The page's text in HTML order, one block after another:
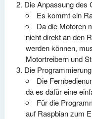
Die Anpassung des
Es kommt ein
Da die Motoren
nicht direkt an den
werden können,
Motortreibern und
Die Programmierung
Die
da es dafür eine
Für die
auf Raspbian zum